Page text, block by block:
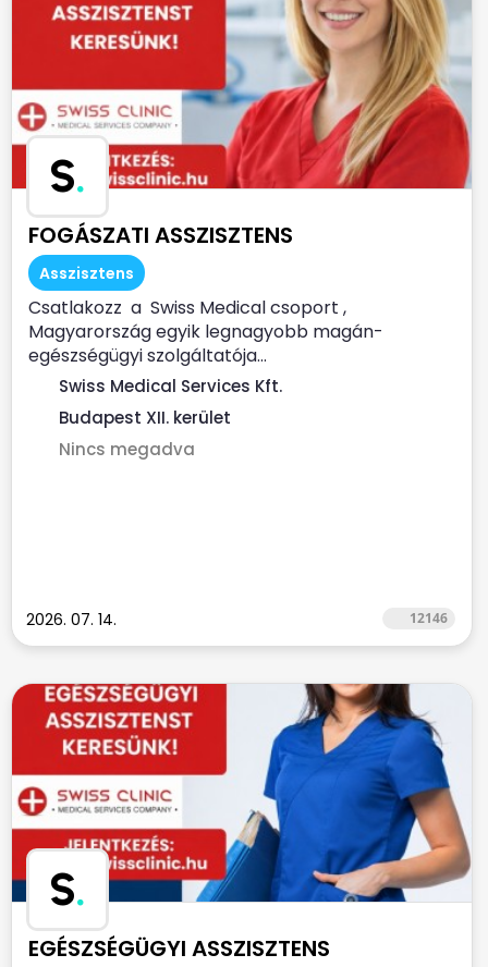
S.
FOGÁSZATI ASSZISZTENS
Asszisztens
Csatlakozz a Swiss Medical csoport ,
Magyarország egyik legnagyobb magán-
egészségügyi szolgáltatója...
Swiss Medical Services Kft.
Budapest XII. kerület
Nincs megadva
2026. 07. 14. 12146
S.
EGÉSZSÉGÜGYI ASSZISZTENS